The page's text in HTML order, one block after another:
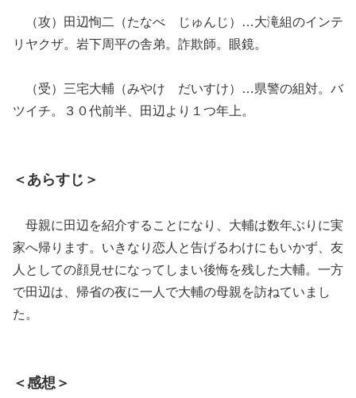
（攻）田辺恂二（たなべ じゅんじ）…大滝組のインテ
リヤクザ。岩下周平の舎弟。詐欺師。眼鏡。
（受）三宅大輔（みやけ だいすけ）…県警の組対。バ
ツイチ。３０代前半、田辺より１つ年上。
＜あらすじ＞
母親に田辺を紹介することになり、大輔は数年ぶりに実
家へ帰ります。いきなり恋人と告げるわけにもいかず、友
人としての顔見せになってしまい後悔を残した大輔。一方
で田辺は、帰省の夜に一人で大輔の母親を訪ねていまし
た。
＜感想＞